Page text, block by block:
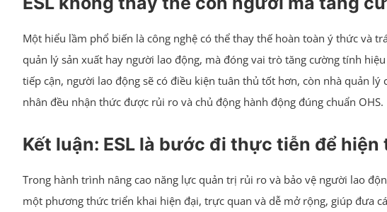
Một hiểu lầm phổ biến là công nghệ có thể thay thế hoàn toàn ý thức và
quản lý sản xuất hay người lao động, mà đóng vai trò tăng cường tính
tiếp cận, người lao động sẽ có điều kiện tuân thủ tốt hơn, còn nhà quản
nhân đều nhận thức được rủi ro và chủ động hành động đúng chuẩn OHS.
Kết luận: ESL là bước đi thực tiễn để
Trong hành trình nâng cao năng lực quản trị rủi ro và bảo vệ người lao
một phương thức triển khai hiện đại, trực quan và dễ mở rộng, giúp đưa